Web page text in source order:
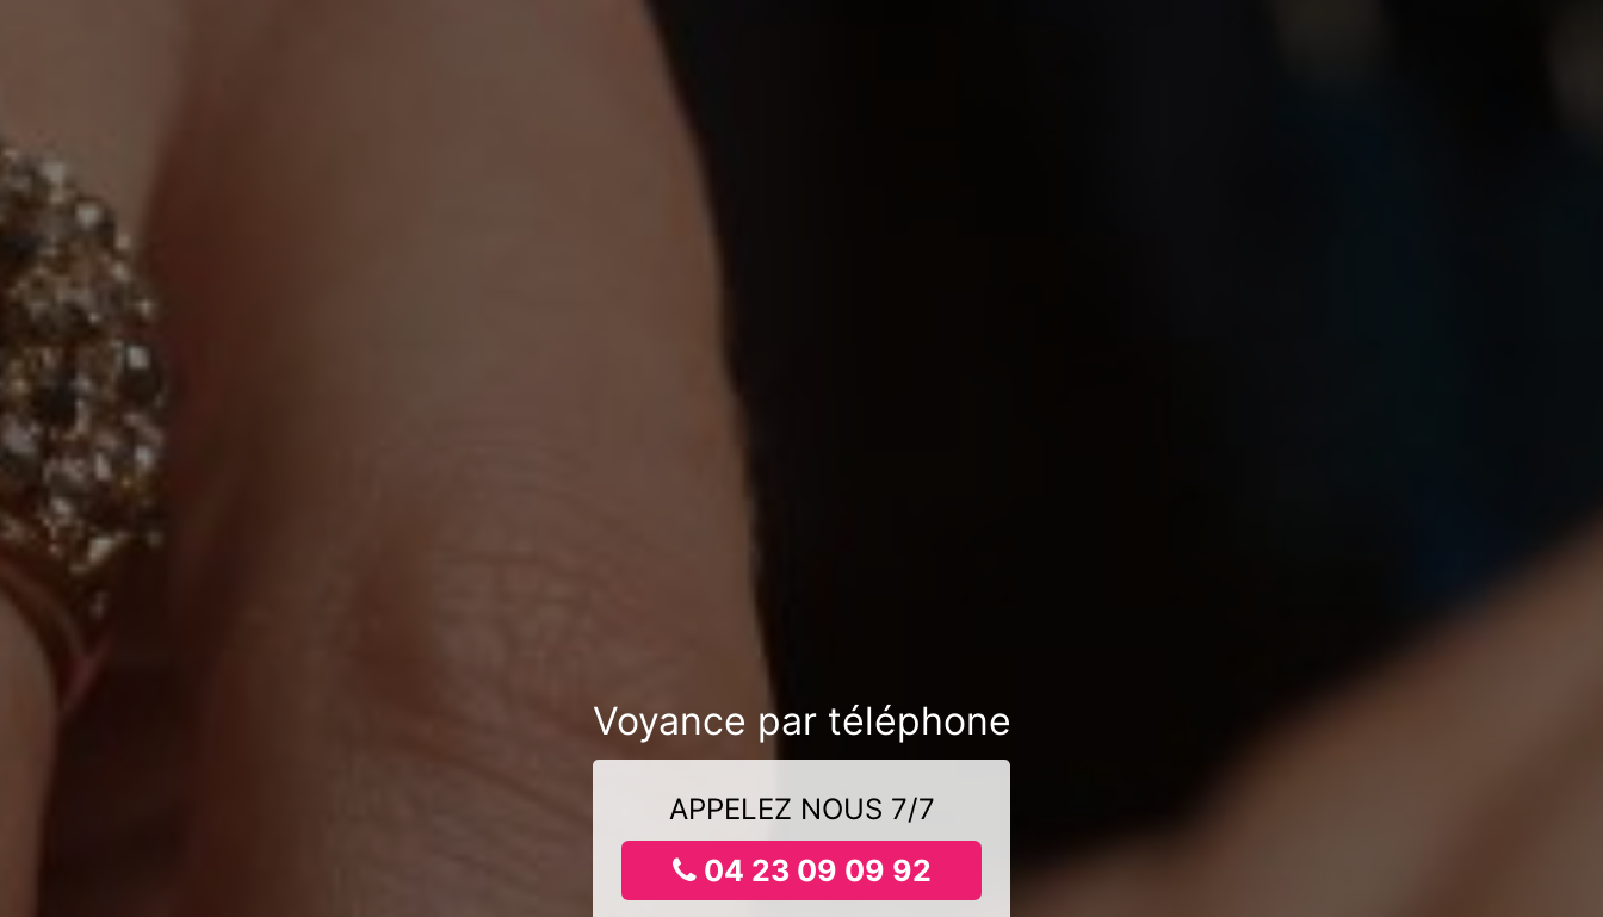
Voyance par téléphone
APPELEZ NOUS 7/7
04 23 09 09 92